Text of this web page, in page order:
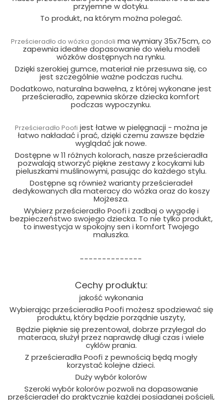
przyjemne w dotyku.
To produkt, na którym można polegać.
Prześcieradło do wózka gondoli ma wymiary 35x75cm, co
zapewnia idealne dopasowanie do wielu modeli
wózków dostępnych na rynku.
Dzięki szerokiej gumce, materiał nie przesuwa się, co
jest szczególnie ważne podczas ruchu.
Dodatkowo, naturalna bawełna, z której wykonane jest
prześcieradło, zapewnia skórze dziecka komfort
podczas wypoczynku.
Prześcieradło Poofi jest łatwe w pielęgnacji - można je
łatwo nakładać i prać, dzięki czemu zawsze będzie
wyglądać jak nowe.
Dostępne w 11 różnych kolorach, nasze prześcieradła
pozwalają stworzyć piękne zestawy z kocykami lub
pieluszkami muślinowymi, pasując do każdego stylu.
Dostępne są również warianty prześcieradeł
dedykowanych dla materacy do wózka oraz do koszy
Mojżesza.
Wybierz prześcieradło Poofi i zadbaj o wygodę i
bezpieczeństwo swojego dziecka. To nie tylko produkt,
to inwestycja w spokojny sen i komfort Twojego
maluszka.
--------------
Cechy produktu:
jakość wykonania
Wybierając prześcieradła Poofi możesz spodziewać się
produktu, który będzie porządnie uszyty,
Będzie pięknie się prezentował, dobrze przylegał do
materaca, służył przez naprawdę długi czas i wiele
cyklów prania.
Z prześcieradła Poofi z pewnością będą mogły
korzystać kolejne dzieci.
Duży wybór kolorów
Szeroki wybór kolorów pozwoli na dopasowanie
prześcieradeł do praktycznie każdej posiadanej pościeli,